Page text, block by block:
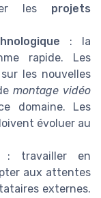
les projets
: la
rapide. Les
les nouvelles
montage vidéo
domaine. Les
évoluer au
: travailler en
aux attentes
externes.